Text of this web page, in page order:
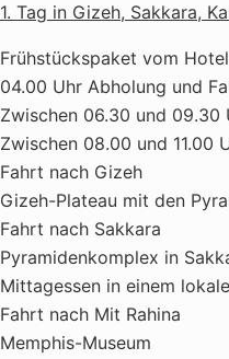
1. Tag in Gizeh, Sakkara,
Frühstückspaket vom
04.00 Uhr Abholung und
Zwischen 06.30 und 09.30
Zwischen 08.00 und 11.00
Fahrt nach Gizeh
Gizeh-Plateau mit den
Fahrt nach Sakkara
Pyramidenkomplex in
Mittagessen in einem
Fahrt nach Mit Rahina
Memphis-Museum